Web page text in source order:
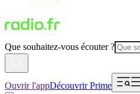
Que souhaitez-vous écouter ?
Ouvrir l'appDécouvrir Prime